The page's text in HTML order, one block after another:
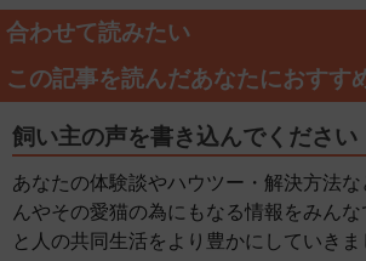
合わせて読みたい
この記事を読んだあなたにおすす
飼い主の声を書き込んでください
あなたの体験談やハウツー・解決方法な
んやその愛猫の為にもなる情報をみん
と人の共同生活をより豊かにしていきま